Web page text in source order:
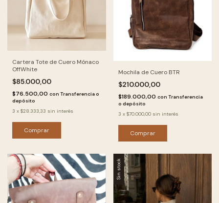
Cartera Tote de Cuero Mónaco
OffWhite
$85.000,00
$76.500,00 con Transferencia o
depósito
3 x $28.333,33 sin interés
Comprar
Mochila de Cuero BTR
$210.000,00
$189.000,00 con Transferencia
o depósito
3 x $70.000,00 sin interés
Comprar
Sin stock